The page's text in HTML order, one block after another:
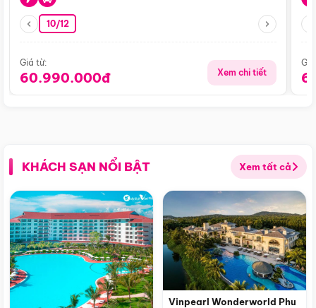
10/12
Giá từ:
60.990.000đ Xem chi tiết
KHÁCH SẠN NỔI BẬT Xem tất cả
Vinpearl Wonderworld Phu